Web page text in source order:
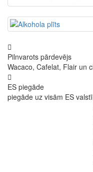
Pilnvarots pārdevējs
Wacaco, Cafelat, Flair un
ES piegāde
piegāde uz visām ES